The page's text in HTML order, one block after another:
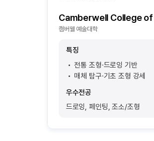
Camberwell College
캠버웰 예술대학
특징
전통 조형·드로잉 기반
매체 탐구·기초 조형 강세
우수전공
드로잉, 페인팅, 조소/조형